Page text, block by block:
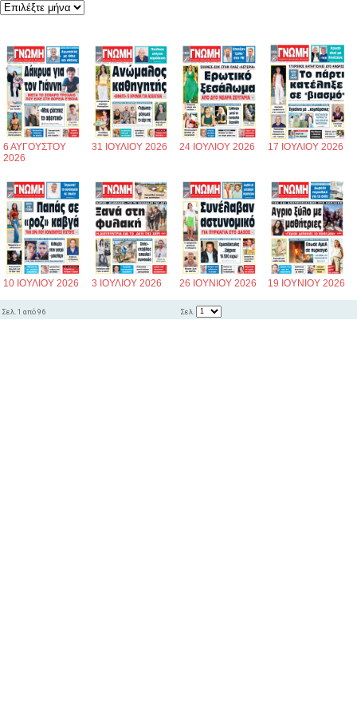
6 ΑΥΓΟΥΣΤΟΥ
2026
31 ΙΟΥΛΙΟΥ 2026 24 ΙΟΥΛΙΟΥ 2026 17 ΙΟΥΛΙΟΥ 2026
10 ΙΟΥΛΙΟΥ 2026 3 ΙΟΥΛΙΟΥ 2026 26 ΙΟΥΝΙΟΥ 2026 19 ΙΟΥΝΙΟΥ 2026
Σελ. 1 από 96 Σελ.